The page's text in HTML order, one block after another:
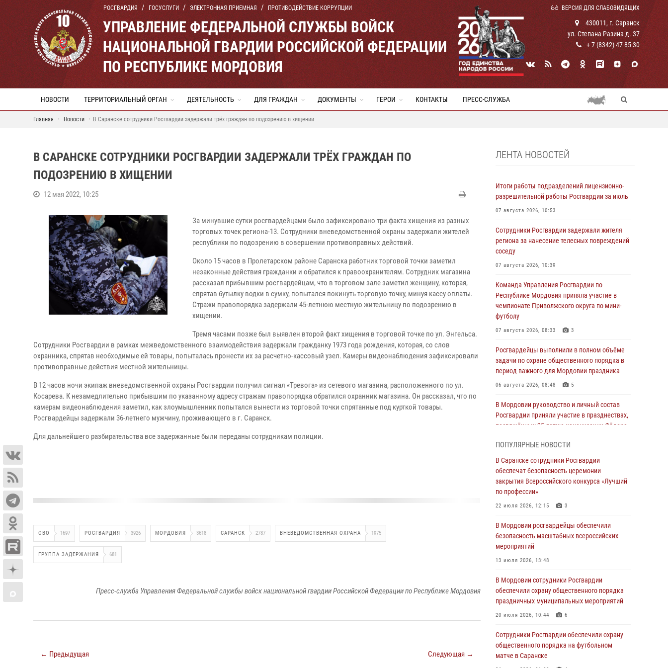
РОСГВАРДИЯ ГОСУСЛУГИ ЭЛЕКТРОННАЯ ПРИЕМНАЯ ПРОТИВОДЕЙСТВИЕ КОРРУПЦИИ ВЕРСИЯ ДЛЯ СЛАБОВИДЯЩИХ
УПРАВЛЕНИЕ ФЕДЕРАЛЬНОЙ СЛУЖБЫ ВОЙСК
НАЦИОНАЛЬНОЙ ГВАРДИИ РОССИЙСКОЙ ФЕДЕРАЦИИ
ПО РЕСПУБЛИКЕ МОРДОВИЯ
430011, г. Саранск
ул. Степана Разина д. 37
+ 7 (8342) 47-85-30
НОВОСТИ ТЕРРИТОРИАЛЬНЫЙ ОРГАН ДЕЯТЕЛЬНОСТЬ ДЛЯ ГРАЖДАН ДОКУМЕНТЫ ГЕРОИ КОНТАКТЫ ПРЕСС-СЛУЖБА
Главная Новости В Саранске сотрудники Росгвардии задержали трёх граждан по подозрению в хищении
В САРАНСКЕ СОТРУДНИКИ РОСГВАРДИИ ЗАДЕРЖАЛИ ТРЁХ ГРАЖДАН ПО
ПОДОЗРЕНИЮ В ХИЩЕНИИ
12 мая 2022, 10:25
За минувшие сутки росгвардейцами было зафиксировано три факта хищения из разных
торговых точек региона-13. Сотрудники вневедомственной охраны задержали жителей
республики по подозрению в совершении противоправных действий.
Около 15 часов в Пролетарском районе Саранска работник торговой точки заметил
незаконные действия гражданки и обратился к правоохранителям. Сотрудник магазина
рассказал прибывшим росгвардейцам, что в торговом зале заметил женщину, которая,
спрятав бутылку водки в сумку, попытался покинуть торговую точку, минуя кассу оплаты.
Стражи правопорядка задержали 45-летнюю местную жительницу по подозрению в
хищении.
Тремя часами позже был выявлен второй факт хищения в торговой точке по ул. Энгельса.
Сотрудники Росгвардии в рамках межведомственного взаимодействия задержали гражданку 1973 года рождения, которая, со слов
охранника, спрятав необходимые ей товары, попыталась пронести их за расчетно-кассовый узел. Камеры видеонаблюдения зафиксировали
противоправные действия местной жительницы.
В 12 часов ночи экипаж вневедомственной охраны Росгвардии получил сигнал «Тревога» из сетевого магазина, расположенного по ул.
Косарева. К незамедлительно прибывшим по указанному адресу стражам правопорядка обратился охранник магазина. Он рассказал, что по
камерам видеонаблюдения заметил, как злоумышленник попытался вынести из торговой точки спрятанные под курткой товары.
Росгвардейцы задержали 36-летнего мужчину, проживающего в г. Саранск.
Для дальнейшего разбирательства все задержанные были переданы сотрудникам полиции.
ОВО 1697 РОСГВАРДИЯ 3926 МОРДОВИЯ 3618 САРАНСК 2787 ВНЕВЕДОМСТВЕННАЯ ОХРАНА 1975
ГРУППА ЗАДЕРЖАНИЯ 681
Пресс-служба Управления Федеральной службы войск национальной гвардии Российской Федерации по Республике Мордовия
← Предыдущая Следующая →
ЛЕНТА НОВОСТЕЙ
Итоги работы подразделений лицензионно-
разрешительной работы Росгвардии за июль
07 августа 2026, 10:53
Сотрудники Росгвардии задержали жителя
региона за нанесение телесных повреждений
соседу
07 августа 2026, 10:39
Команда Управления Росгвардии по
Республике Мордовия приняла участие в
чемпионате Приволжского округа по мини-
футболу
07 августа 2026, 08:33 3
Росгвардейцы выполнили в полном объёме
задачи по охране общественного порядка в
период важного для Мордовии праздника
06 августа 2026, 08:48 5
В Мордовии руководство и личный состав
Росгвардии приняли участие в празднествах,
посвящённых 25-летию канонизации Фёдора
В Саранске сотрудники Росгвардии
задержали дебошира, повредившего
имущество в кафе
06 августа 2026, 07:03
В Саранске по обращению жителей
правоохранители отреагировали
незамедлительно
05 августа 2026, 15:04
В Саранске сотрудники Росгвардии
задержали мужчину, подозреваемого в
причинении телесных повреждений супруге
05 августа 2026, 12:34
Росгвардейцы обеспечили общественную
безопасность во время проведения
масштабного праздника в Темникове
ПОПУЛЯРНЫЕ НОВОСТИ
В Саранске сотрудники Росгвардии
обеспечат безопасность церемонии
закрытия Всероссийского конкурса «Лучший
по профессии»
22 июля 2026, 12:15 3
В Мордовии росгвардейцы обеспечили
безопасность масштабных всероссийских
мероприятий
13 июля 2026, 13:48
В Мордовии сотрудники Росгвардии
обеспечили охрану общественного порядка
праздничных муниципальных мероприятий
20 июля 2026, 10:44 6
Сотрудники Росгвардии обеспечили охрану
общественного порядка на футбольном
матче в Саранске